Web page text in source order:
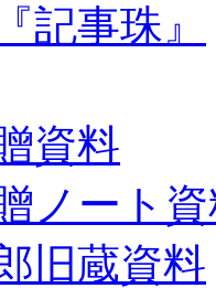
記事珠』
資料
ノート
旧蔵資料